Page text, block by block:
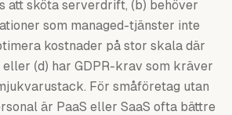
att sköta serverdrift, (b) behöver
som managed-tjänster inte
kostnader på stor skala där
(d) har GDPR-krav som kräver
För småföretag utan
är PaaS eller SaaS ofta bättre